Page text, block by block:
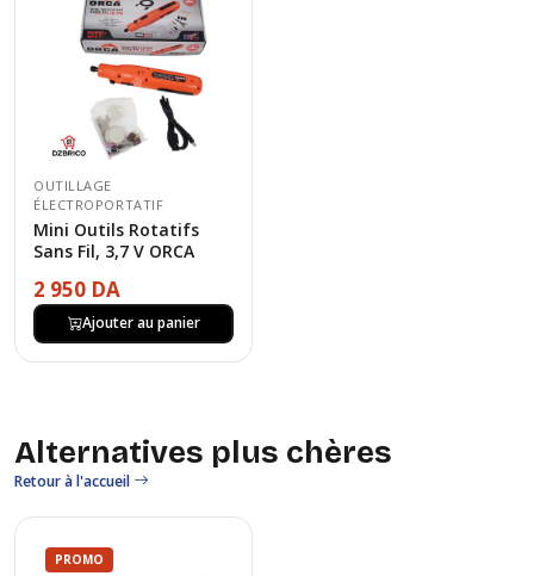
OUTILLAGE
ÉLECTROPORTATIF
Mini Outils Rotatifs
Sans Fil, 3,7 V ORCA
2 950 DA
Ajouter au panier
Alternatives plus chères
Retour à l'accueil
PROMO